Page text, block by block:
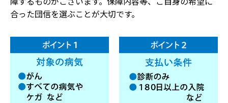
合った団信を選ぶことが大切です。